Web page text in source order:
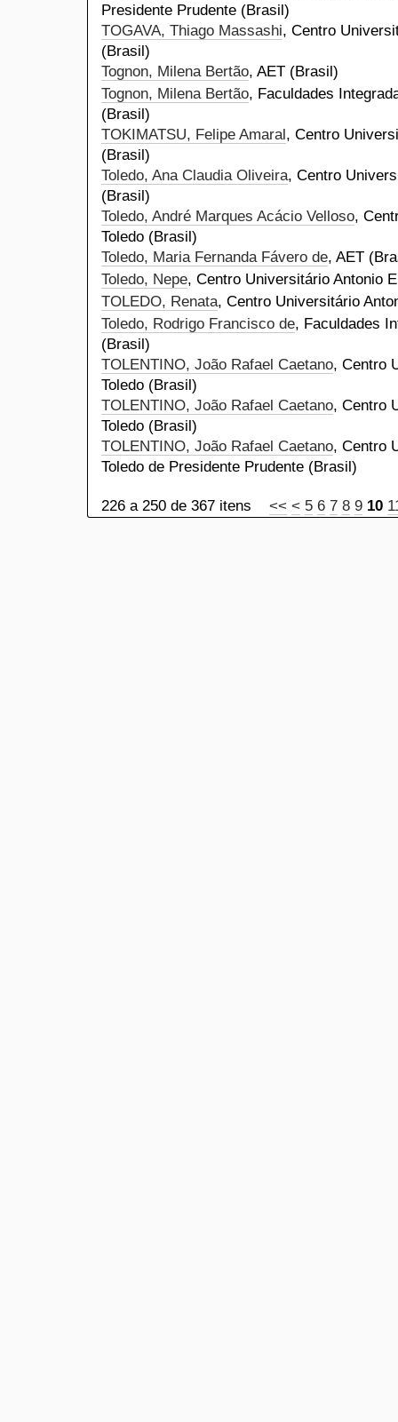
Presidente Prudente (Brasil)
TOGAVA, Thiago Massashi, Centro
(Brasil)
Tognon, Milena Bertão, AET (Brasil)
Tognon, Milena Bertão, Faculdades
(Brasil)
TOKIMATSU, Felipe Amaral, Centro
(Brasil)
Toledo, Ana Claudia Oliveira, Centro
(Brasil)
Toledo, André Marques Acácio Velloso,
Toledo (Brasil)
Toledo, Maria Fernanda Fávero de, AET
Toledo, Nepe, Centro Universitário Antonio
TOLEDO, Renata, Centro Universitário
Toledo, Rodrigo Francisco de, Faculdades
(Brasil)
TOLENTINO, João Rafael Caetano, Centro
Toledo (Brasil)
TOLENTINO, João Rafael Caetano, Centro
Toledo (Brasil)
TOLENTINO, João Rafael Caetano, Centro
Toledo de Presidente Prudente (Brasil)
226 a 250 de 367 itens << < 5 6 7 8 9 10